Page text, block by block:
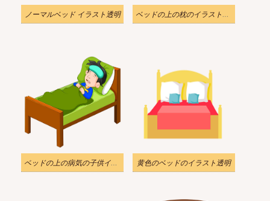
ノーマルベッド イラスト透明 ベッドの上の枕のイラスト透明
ベッドの上の病気の子供イラスト透明 黄色のベッドのイラスト透明